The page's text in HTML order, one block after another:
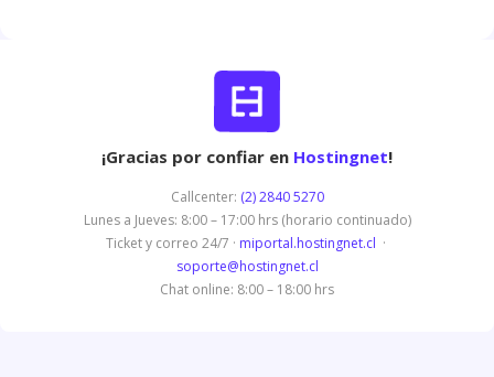
¡Gracias por confiar en Hostingnet!
Callcenter: (2) 2840 5270
Lunes a Jueves: 8:00 – 17:00 hrs (horario continuado)
Ticket y correo 24/7 · miportal.hostingnet.cl ·
soporte@hostingnet.cl
Chat online: 8:00 – 18:00 hrs